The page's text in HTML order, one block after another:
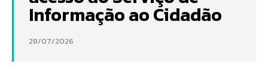
Informação ao Cidadão
28/07/2026